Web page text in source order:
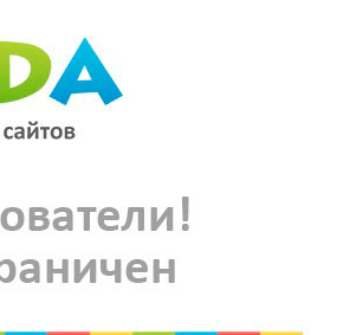
в тЦ Белая Башня